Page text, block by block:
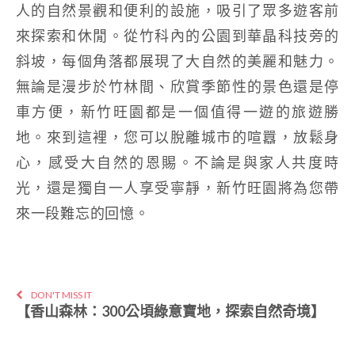
人的自然景觀和便利的設施，吸引了眾多遊客前
來探索和休閒。從竹科內的公園到華晶科技旁的
斜坡，每個角落都展現了大自然的美麗和魅力。
無論是漫步於竹林間、欣賞季節性的景色還是停
車方便，新竹旺園都是一個值得一遊的旅遊勝
地。來到這裡，您可以脫離城市的喧囂，放鬆身
心，感受大自然的恩賜。不論是與家人共度時
光，還是獨自一人享受寧靜，新竹旺園將為您帶
來一段難忘的回憶。
DON'T MISS IT
【香山森林：300公頃綠意寶地，探索自然奇境】